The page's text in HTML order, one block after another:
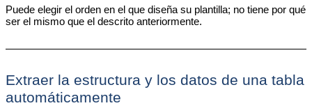
Puede elegir el orden en el que diseña su plantilla; no tiene por qué
ser el mismo que el descrito anteriormente.
Extraer la estructura y los datos de una tabla
automáticamente